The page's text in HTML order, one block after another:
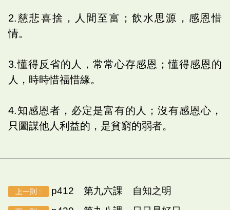
2.慈悲喜捨，人間至富；飲水思源，感恩惜
情。
3.懂得反省的人，常常心存感恩；懂得感恩的
人，時時惜福惜緣。
4.知感恩者，必定是富有的人；沒有感恩心，
只圖謀他人利益的，是貧窮的弱者。
上一則 : p412 第九六課 自知之明